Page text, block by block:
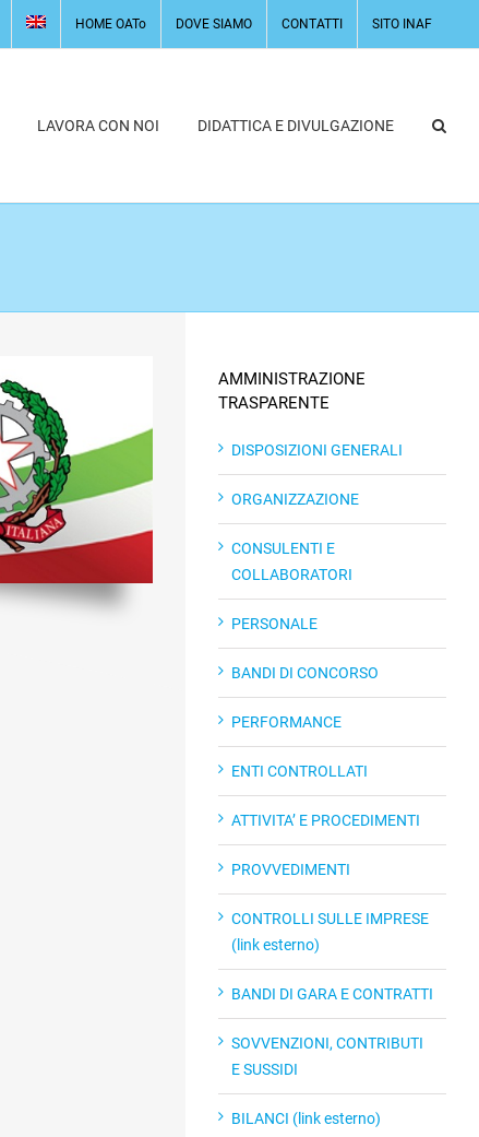
HOME OATo DOVE SIAMO CONTATTI SITO INAF
LAVORA CON NOI DIDATTICA E DIVULGAZIONE
AMMINISTRAZIONE
TRASPARENTE
DISPOSIZIONI GENERALI
ORGANIZZAZIONE
CONSULENTI E
COLLABORATORI
PERSONALE
BANDI DI CONCORSO
PERFORMANCE
ENTI CONTROLLATI
ATTIVITA’ E PROCEDIMENTI
PROVVEDIMENTI
CONTROLLI SULLE IMPRESE
(link esterno)
BANDI DI GARA E CONTRATTI
SOVVENZIONI, CONTRIBUTI
E SUSSIDI
BILANCI (link esterno)